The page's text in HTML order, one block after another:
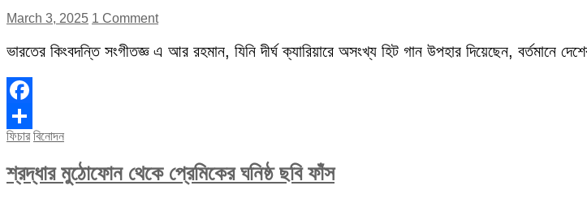
March 3, 2025 1 Comment
ভারতের কিংবদন্তি সংগীতজ্ঞ এ আর রহমান, যিনি দীর্ঘ ক্যারিয়ারে অসংখ্য হিট গান উপহার দিয়েছেন, বর্তমানে
Facebook
Share
ফিচার বিনোদন
শ্রদ্ধার মুঠোফোন থেকে প্রেমিকের ঘনিষ্ঠ ছবি ফাঁস